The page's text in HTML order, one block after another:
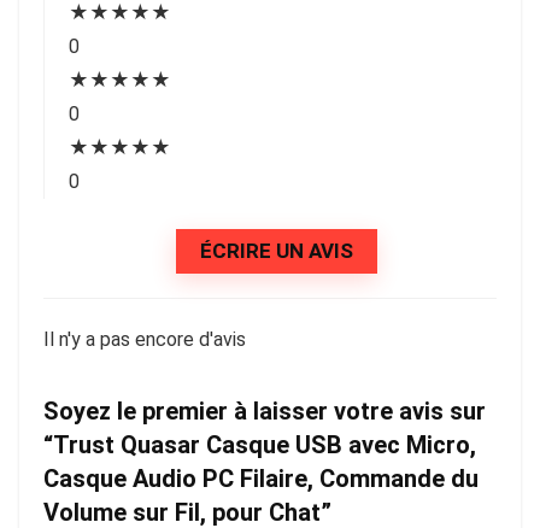
★ ★ ★ ★ ★
0
★ ★ ★ ★ ★
0
★ ★ ★ ★ ★
0
ÉCRIRE UN AVIS
Il n'y a pas encore d'avis
Soyez le premier à laisser votre avis sur
“Trust Quasar Casque USB avec Micro,
Casque Audio PC Filaire, Commande du
Volume sur Fil, pour Chat”